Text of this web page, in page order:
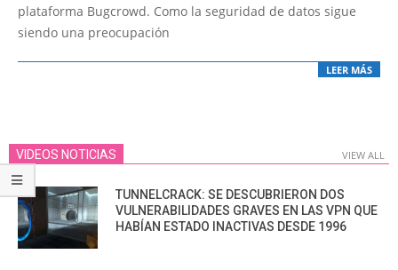
plataforma Bugcrowd. Como la seguridad de datos sigue
siendo una preocupación
LEER MÁS
VIDEOS NOTICIAS VIEW ALL
TUNNELCRACK: SE DESCUBRIERON DOS
VULNERABILIDADES GRAVES EN LAS VPN QUE
HABÍAN ESTADO INACTIVAS DESDE 1996